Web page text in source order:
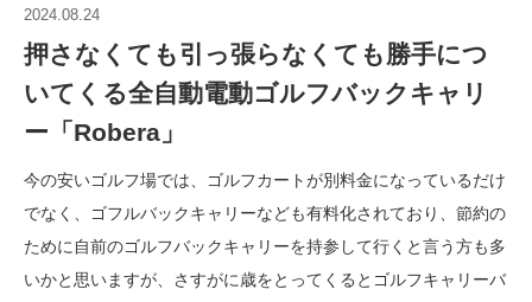
2024.08.24
押さなくても引っ張らなくても勝手につ
いてくる全自動電動ゴルフバックキャリ
ー「Robera」
今の安いゴルフ場では、ゴルフカートが別料金になっているだけ
でなく、ゴフルバックキャリーなども有料化されており、節約の
ために自前のゴルフバックキャリーを持参して行くと言う方も多
いかと思いますが、さすがに歳をとってくるとゴルフキャリーバ